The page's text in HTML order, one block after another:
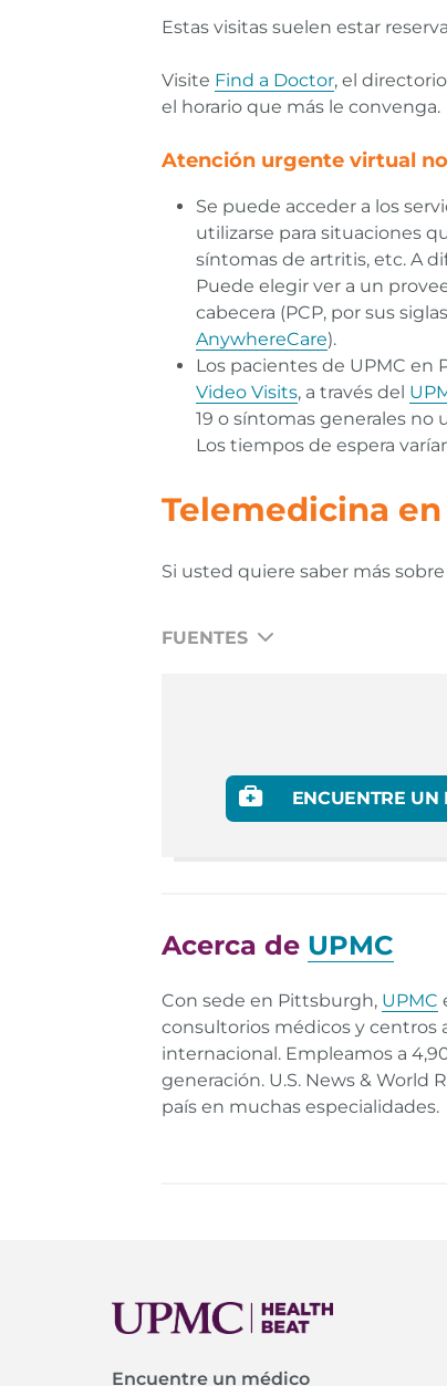
Estas visitas suelen estar
Visite Find a Doctor, el
el horario que más le convenga.
Atención urgente virtual
Se puede acceder a los
utilizarse para situaciones
síntomas de artritis, etc. A
Puede elegir ver a un
cabecera (PCP, por sus
AnywhereCare).
Los pacientes de UPMC en
Video Visits, a través del
19 o síntomas generales no
Los tiempos de espera
Telemedicina en
Si usted quiere saber más
FUENTES
Advantages and utilization of
What Is UPMC Children's
ENCUENTRE UN
Acerca de UPMC
Con sede en Pittsburgh, UPMC
consultorios médicos y centros
internacional. Empleamos a
generación. U.S. News &
país en muchas especialidades.
Encuentre un médico